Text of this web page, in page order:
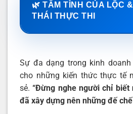
🌿 TÂM TÌNH CỦA LỘC
THÁI THỰC THI
Sự đa dạng trong kinh
cho những kiến thức thực tế
sẻ.“Đừng nghe người chỉ biết
đã xây dựng nên những đế